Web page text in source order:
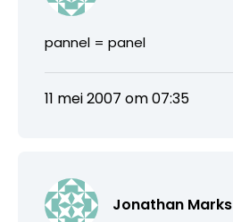
pannel = panel
11 mei 2007 om 07:35
Jonathan Marks